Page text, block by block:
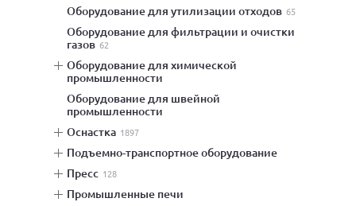
оборудование для утилизации отходов 65
оборудование для фильтрации и очистки
газов 62
оборудование для химической
промышленности
оборудование для швейной
промышленности
оснастка 1897
подъемно-транспортное оборудование
пресс 128
промышленные печи